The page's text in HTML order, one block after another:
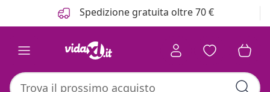
Spedizione gratuita oltre 70 €